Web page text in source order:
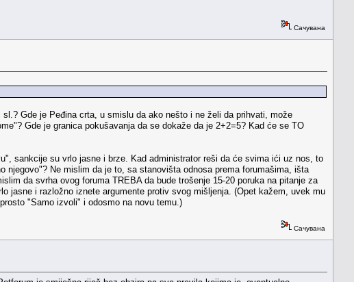
Сачувана
Gde je Peđina crta, u smislu da ako nešto i ne želi da prihvati, može
Gde je granica pokušavanja da se dokaže da je 2+2=5? Kad će se TO
sankcije su vrlo jasne i brze. Kad administrator reši da će svima ići uz nos, to
Ne mislim da je to, sa stanovišta odnosa prema forumašima, išta
da svrha ovog foruma TREBA da bude trošenje 15-20 poruka na pitanje za
jasne i razložno iznete argumente protiv svog mišljenja. (Opet kažem, uvek mu
"Samo izvoli" i odosmo na novu temu.)
Сачувана